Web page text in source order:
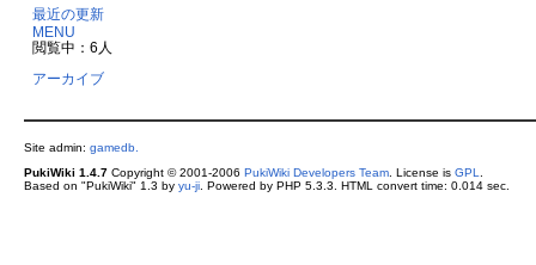
最近の更新
MENU
閲覧中：6人
アーカイブ
Site admin: gamedb.
PukiWiki 1.4.7Copyright © 2001-2006 PukiWiki Developers Team. License is GPL
Based on "PukiWiki" 1.3 by yu-ji. Powered by PHP 5.3.3. HTML convert time: 0.014 sec.